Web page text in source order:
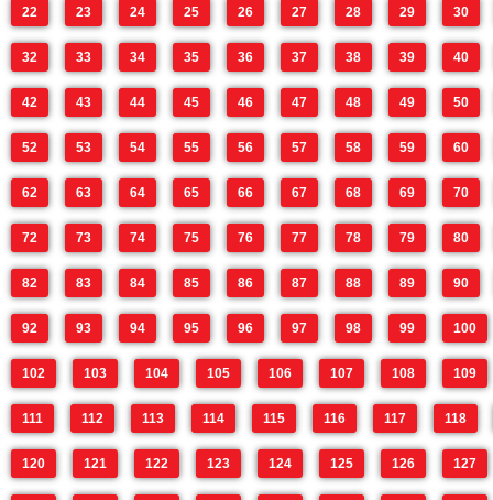
22 23 24 25 26 27 28 29 30
32 33 34 35 36 37 38 39 40
42 43 44 45 46 47 48 49 50
52 53 54 55 56 57 58 59 60
62 63 64 65 66 67 68 69 70
72 73 74 75 76 77 78 79 80
82 83 84 85 86 87 88 89 90
92 93 94 95 96 97 98 99 100
102 103 104 105 106 107 108 109
111 112 113 114 115 116 117 118
120 121 122 123 124 125 126 127